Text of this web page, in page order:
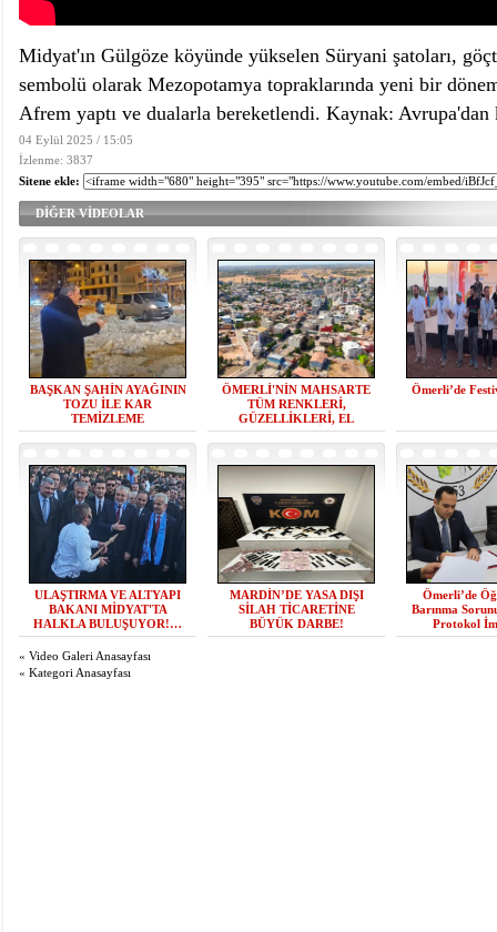
Midyat'ın Gülgöze köyünde yükselen Süryani şatoları,
sembolü olarak Mezopotamya topraklarında yeni bir
Afrem yaptı ve dualarla bereketlendi. Kaynak:
04 Eylül 2025 / 15:05
İzlenme: 3837
Sitene ekle:
DİĞER VİDEOLAR
BAŞKAN ŞAHİN AYAĞININ
TOZU İLE KAR
TEMİZLEME
ÇALIŞMALARINA KATILDI
ÖMERLİ'NİN MAHSARTE
TÜM RENKLERİ,
GÜZELLİKLERİ, EL
SANATLARI, YÖRESEL
ÜRÜNLERİ, TARİHİ
Ömerli’de
ULAŞTIRMA VE ALTYAPI
BAKANI MİDYAT'TA
HALKLA BULUŞUYOR!…
MARDİN’DE YASA DIŞI
SİLAH TİCARETİNE
BÜYÜK DARBE!
Ömerli’de
Barınma
Protokol
« Video Galeri Anasayfası
« Kategori Anasayfası